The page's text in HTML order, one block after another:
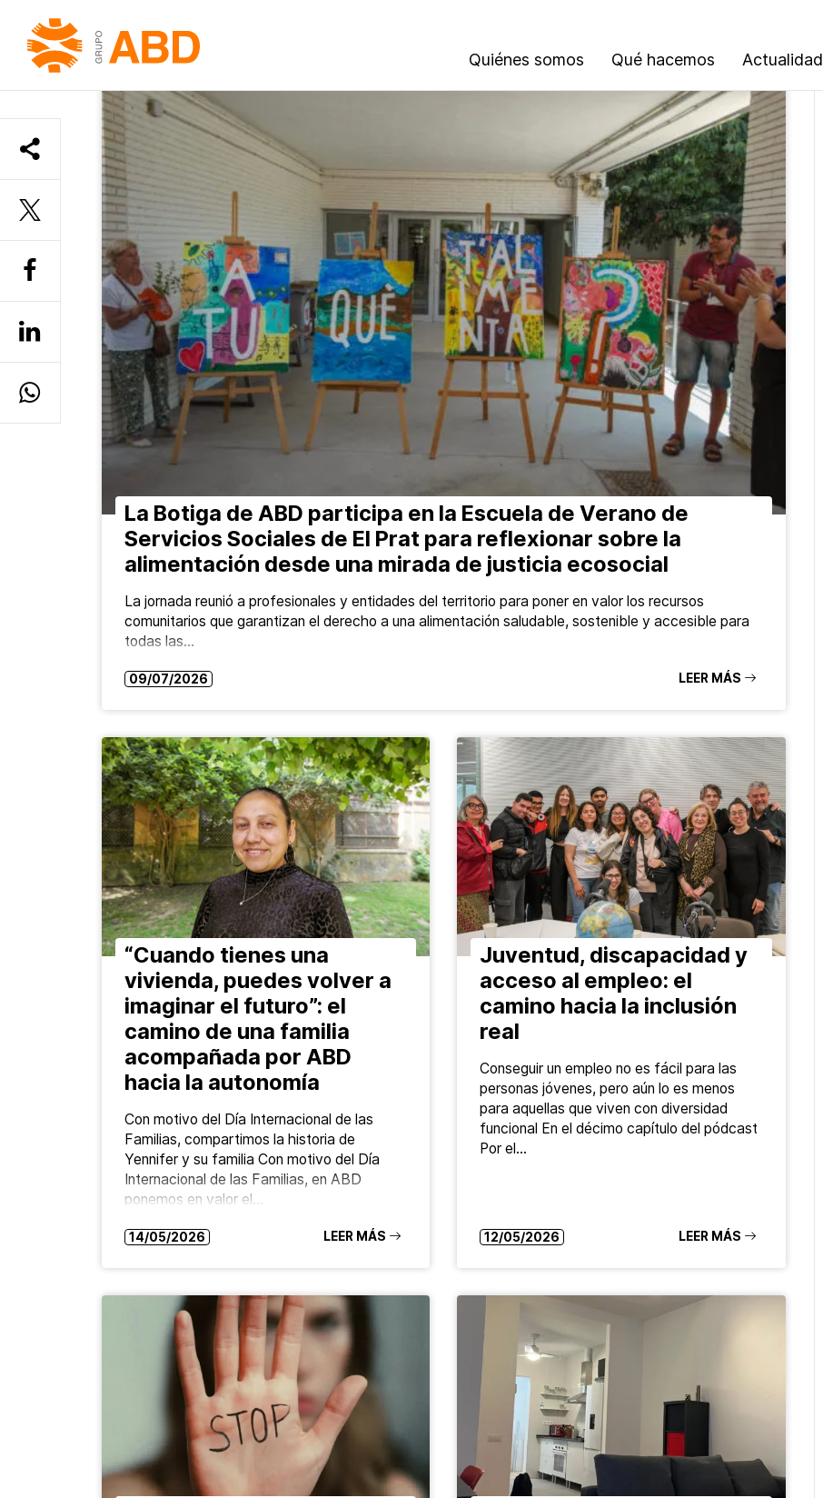
Quiénes somos Qué hacemos Actualidad
INICIO »DESIGUALDAD
La Botiga de ABD participa en la Escuela de Verano de
Servicios Sociales de El Prat para reflexionar sobre la
alimentación desde una mirada de justicia ecosocial
La jornada reunió a profesionales y entidades del territorio para poner en valor los recursos
comunitarios que garantizan el derecho a una alimentación saludable, sostenible y accesible para
todas las…
09/07/2026 LEER MÁS
“Cuando tienes una
vivienda, puedes volver a
imaginar el futuro”: el
camino de una familia
acompañada por ABD
hacia la autonomía
Con motivo del Día Internacional de las
Familias, compartimos la historia de
Yennifer y su familia Con motivo del Día
Internacional de las Familias, en ABD
ponemos en valor el…
14/05/2026 LEER MÁS
Juventud, discapacidad y
acceso al empleo: el
camino hacia la inclusión
real
Conseguir un empleo no es fácil para las
personas jóvenes, pero aún lo es menos
para aquellas que viven con diversidad
funcional En el décimo capítulo del pódcast
Por el…
12/05/2026 LEER MÁS